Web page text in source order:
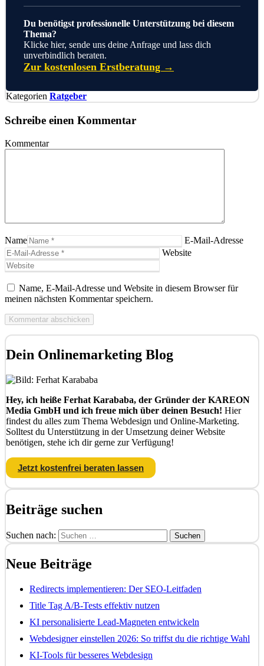
Du benötigst professionelle Unterstützung bei diesem
Thema?
Klicke hier, sende uns deine Anfrage und lass dich
unverbindlich beraten.
Zur kostenlosen Erstberatung →
Kategorien Ratgeber
Schreibe einen Kommentar
Kommentar
Name
E-Mail-Adresse
Website
Name, E-Mail-Adresse und Website in diesem Browser für
meinen nächsten Kommentar speichern.
Dein Onlinemarketing Blog
Hey, ich heiße Ferhat Karababa, der Gründer der KAREON
Media GmbH und ich freue mich über deinen Besuch! Hier
findest du alles zum Thema Webdesign und Online-Marketing.
Solltest du Unterstützung in der Umsetzung deiner Website
benötigen, stehe ich dir gerne zur Verfügung!
Jetzt kostenfrei beraten lassen
Beiträge suchen
Suchen nach:
Neue Beiträge
Redirects implementieren: Der SEO-Leitfaden
Title Tag A/B-Tests effektiv nutzen
KI personalisierte Lead-Magneten entwickeln
Webdesigner einstellen 2026: So triffst du die richtige Wahl
KI-Tools für besseres Webdesign